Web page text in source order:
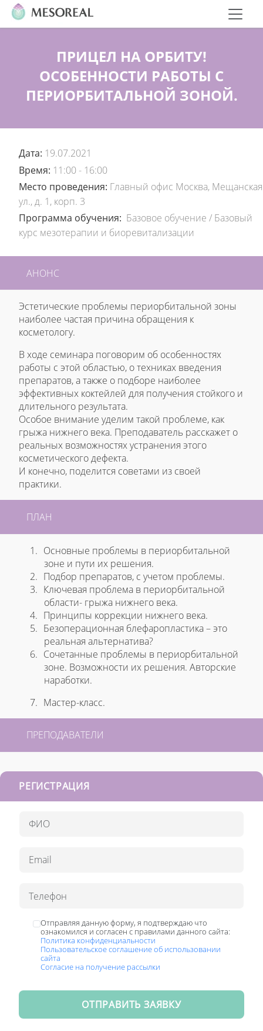
ПРИЦЕЛ НА ОРБИТУ!
ОСОБЕННОСТИ РАБОТЫ С
ПЕРИОРБИТАЛЬНОЙ ЗОНОЙ.
Дата: 19.07.2021
Время: 11:00 - 16:00
Место проведения: Главный офис Москва, Мещанская
ул., д. 1, корп. 3
Программа обучения: Базовое обучение / Базовый
курс мезотерапии и биоревитализации
АНОНС
Эстетические проблемы периорбитальной зоны
наиболее частая причина обращения к
косметологу.
В ходе семинара поговорим об особенностях
работы с этой областью, о техниках введения
препаратов, а также о подборе наиболее
эффективных коктейлей для получения стойкого и
длительного результата.
Особое внимание уделим такой проблеме, как
грыжа нижнего века. Преподаватель расскажет о
реальных возможностях устранения этого
косметического дефекта.
И конечно, поделится советами из своей
практики.
ПЛАН
1. Основные проблемы в периорбитальной
зоне и пути их решения.
2. Подбор препаратов, с учетом проблемы.
3. Ключевая проблема в периорбитальной
области- грыжа нижнего века.
4. Принципы коррекции нижнего века.
5. Безоперационная блефаропластика – это
реальная альтернатива?
6. Сочетанные проблемы в периорбитальной
зоне. Возможности их решения. Авторские
наработки.
7. Мастер-класс.
ПРЕПОДАВАТЕЛИ
РЕГИСТРАЦИЯ
Отправляя данную форму, я подтверждаю что
ознакомился и согласен с правилами данного сайта:
Политика конфиденциальности
Пользовательское соглашение об использовании
сайта
Согласие на получение рассылки
ОТПРАВИТЬ ЗАЯВКУ